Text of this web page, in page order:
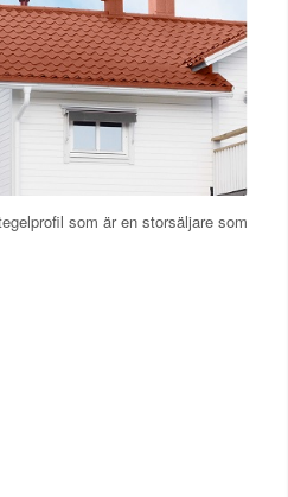
som är en storsäljare som